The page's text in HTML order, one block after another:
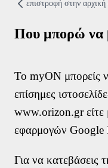
Τρόποι
Χρήσιμα
Δίκτυο
Σημεία
Πείτε
επιστροφή στην
Που μπορώ να
Το myON μπορείς
επίσημες
www.orizon.gr είτε
εφαρμογών Google
Για να κατεβάσεις